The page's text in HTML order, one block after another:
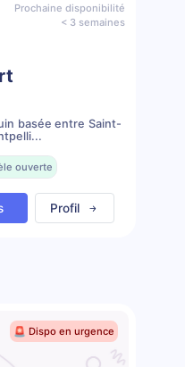
Prochaine disponibilité
< 3 semaines
basée entre Saint-
ouverte
Profil
🚨 Dispo en urgence